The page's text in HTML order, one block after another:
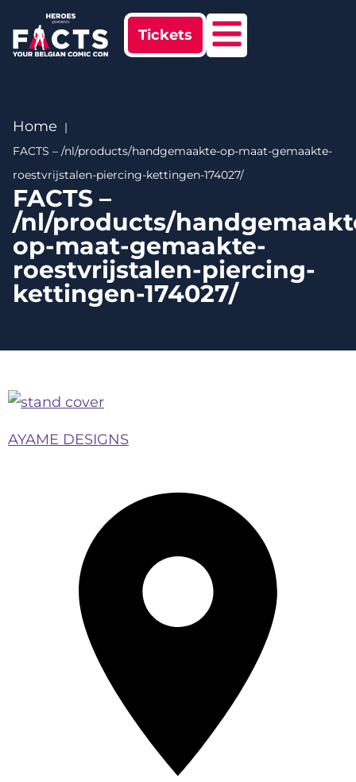
Tickets
Home
FACTS – /nl/products/handgemaakte-op-maat-gemaakte-
roestvrijstalen-piercing-kettingen-174027/
FACTS –
/nl/products/
op-maat-gemaakte-
roestvrijstalen-piercing-
kettingen-174027/
AYAME DESIGNS